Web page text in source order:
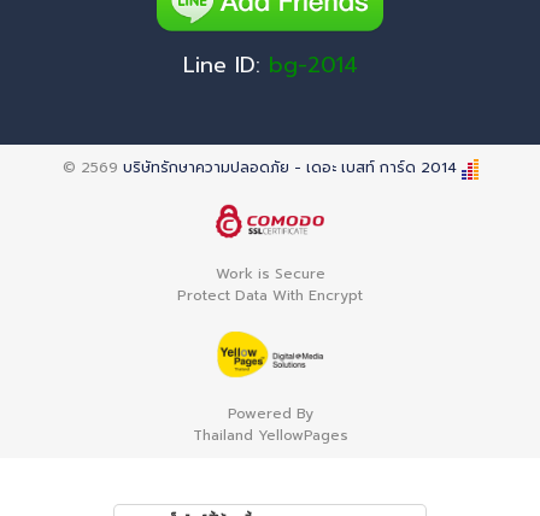
Line ID: bg-2014
© 2569 บริษัทรักษาความปลอดภัย - เดอะ เบสท์ การ์ด 2014
Work is Secure
Protect Data With Encrypt
Powered By
Thailand YellowPages